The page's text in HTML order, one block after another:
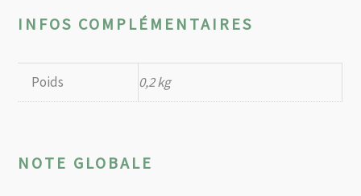
INFOS COMPLÉMENTAIRES
Poids 0,2 kg
NOTE GLOBALE